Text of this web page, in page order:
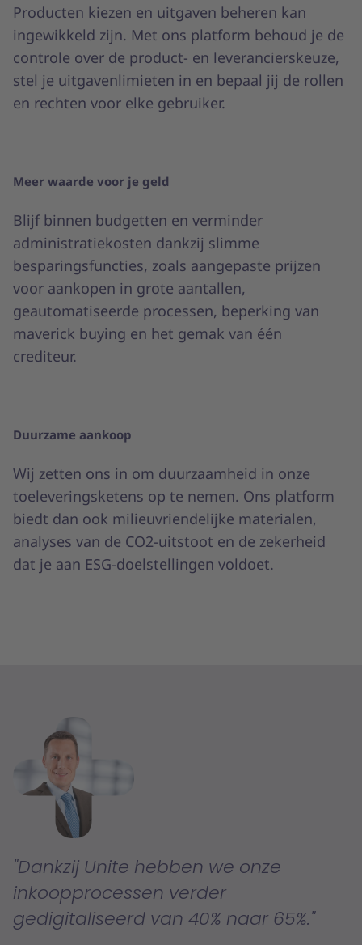
Producten kiezen en uitgaven beheren kan
ingewikkeld zijn. Met ons platform behoud je de
controle over de product- en leverancierskeuze,
stel je uitgavenlimieten in en bepaal jij de rollen
en rechten voor elke gebruiker.
Meer waarde voor je geld
Blijf binnen budgetten en verminder
administratiekosten dankzij slimme
besparingsfuncties, zoals aangepaste prijzen
voor aankopen in grote aantallen,
geautomatiseerde processen, beperking van
maverick buying en het gemak van één
crediteur.
Duurzame aankoop
Wij zetten ons in om duurzaamheid in onze
toeleveringsketens op te nemen. Ons platform
biedt dan ook milieuvriendelijke materialen,
analyses van de CO2-uitstoot en de zekerheid
dat je aan ESG-doelstellingen voldoet.
Dankzij Unite hebben we onze
inkoopprocessen verder
gedigitaliseerd van 40% naar 65%.